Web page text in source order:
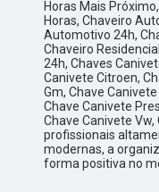
Horas Mais
Horas, Chaveiro
Automotivo 24h,
Chaveiro
24h, Chaves
Canivete Citroen,
Gm, Chave
Chave Canivete
Chave Canivete Vw,
profissionais
modernas, a
forma positiva no